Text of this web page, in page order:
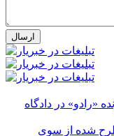
«رادو» در دادگاه
شده از سوی